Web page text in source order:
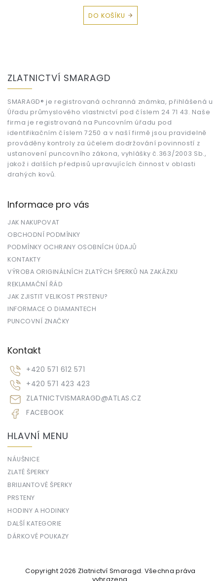
DO KOŠÍKU
ZLATNICTVÍ SMARAGD
SMARAGD® je registrovaná ochranná známka, přihlášená u
Úřadu průmyslového vlastnictví pod číslem 24 71 43. Naše
firma je registrovaná na Puncovním úřadu pod
identifikačním číslem 7250 a v naší firmě jsou pravidelně
prováděny kontroly za účelem dodržování povinností z
ustanovení puncovního zákona, vyhlášky č.363/2003 Sb.,
jakož i dalších předpisů upravujících činnost v oblasti
drahých kovů.
Informace pro vás
JAK NAKUPOVAT
OBCHODNÍ PODMÍNKY
PODMÍNKY OCHRANY OSOBNÍCH ÚDAJŮ
KONTAKTY
VÝROBA ORIGINÁLNÍCH ZLATÝCH ŠPERKŮ NA ZAKÁZKU
REKLAMAČNÍ ŘÁD
JAK ZJISTIT VELIKOST PRSTENU?
INFORMACE O DIAMANTECH
PUNCOVNÍ ZNAČKY
Kontakt
ZLATNICTVISMARAGD@ATLAS.CZ
+420 571 612 571
+420 571 423 423
FACEBOOK
HLAVNÍ MENU
NÁUŠNICE
ZLATÉ ŠPERKY
BRILIANTOVÉ ŠPERKY
PRSTENY
HODINY A HODINKY
DALŠÍ KATEGORIE
DÁRKOVÉ POUKAZY
Copyright 2026 Zlatnictví Smaragd. Všechna práva